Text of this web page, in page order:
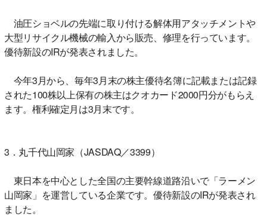
油圧ショベルの先端に取り付ける解体用アタッチメントや
大型リサイクル機械の輸入から販売、修理を行っています。
優待新設のIRが発表されました。
今年3月から、毎年3月末の株主優待名簿に記載または記録
された100株以上保有の株主はクオカード2000円分がもらえ
ます。権利確定月は3月末です。
3．丸千代山岡家（JASDAQ／3399）
東日本を中心とした全国の主要幹線道路沿いで「ラーメン
山岡家」を運営している企業です。優待新設のIRが発表され
ました。